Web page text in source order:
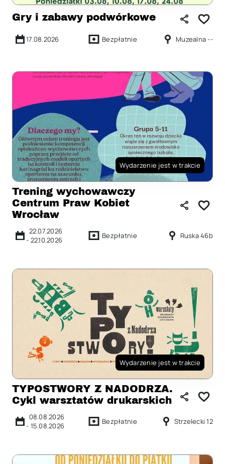
Gry i zabawy podwórkowe
17.08.2026 Bezpłatnie Muzealna --
Wydarzenie jest w trakcie
Trening wychowawczy
Centrum Praw Kobiet
Wrocław
22.07.2026
- 22.10.2026 Bezpłatnie Ruska 46b
Wydarzenie jest w trakcie
TYPOSTWORY Z NADODRZA.
Cykl warsztatów drukarskich
08.08.2026
- 15.08.2026 Bezpłatnie Strzelecki 12